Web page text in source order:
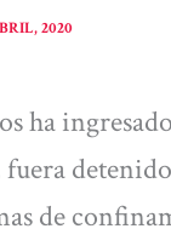
2020
ha
fuera
de